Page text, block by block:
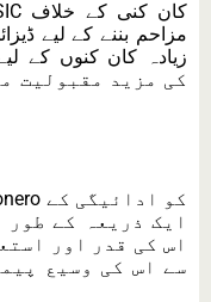
مزاحم بننے کے لیے
زیادہ کان کنوں کے
ایک ذریعہ کے
اس کی قدر اور
سے اس کی وسیع